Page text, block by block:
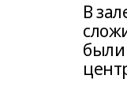
В
были